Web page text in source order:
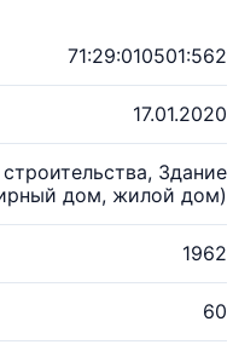
71:29:010501:562
17.01.2020
Здание
дом, жилой дом)
1962
60